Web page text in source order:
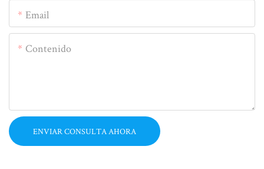
Email
Contenido
ENVIAR CONSULTA AHORA